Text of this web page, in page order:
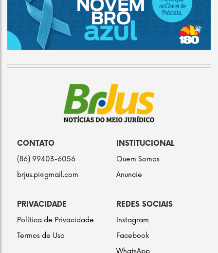
CONTATO
(86) 99403-6056
brjus.pi@gmail.com
INSTITUCIONAL
Quem Somos
Anuncie
PRIVACIDADE
Política de Privacidade
Termos de Uso
REDES SOCIAIS
Instagram
Facebook